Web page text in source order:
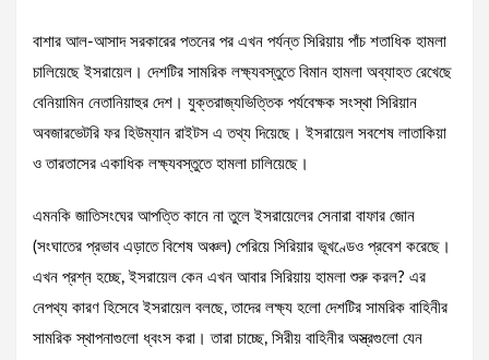
বাশার আল-আসাদ সরকারের পতনের পর এখন পর্যন্ত সিরিয়ায় পাঁচ শতাধিক হামলা
চালিয়েছে ইসরায়েল। দেশটির সামরিক লক্ষ্যবস্তুতে বিমান হামলা অব্যাহত রেখেছে
বেনিয়ামিন নেতানিয়াহুর দেশ। যুক্তরাজ্যভিত্তিক পর্যবেক্ষক সংস্থা সিরিয়ান
অবজারভেটরি ফর হিউম্যান রাইটস এ তথ্য দিয়েছে। ইসরায়েল সবশেষ লাতাকিয়া
ও তারতাসের একাধিক লক্ষ্যবস্তুতে হামলা চালিয়েছে।
এমনকি জাতিসংঘের আপত্তি কানে না তুলে ইসরায়েলের সেনারা বাফার জোন
(সংঘাতের প্রভাব এড়াতে বিশেষ অঞ্চল) পেরিয়ে সিরিয়ার ভূখণ্ডেও প্রবেশ করেছে।
এখন প্রশ্ন হচ্ছে, ইসরায়েল কেন এখন আবার সিরিয়ায় হামলা শুরু করল? এর
নেপথ্য কারণ হিসেবে ইসরায়েল বলছে, তাদের লক্ষ্য হলো দেশটির সামরিক বাহিনীর
সামরিক স্থাপনাগুলো ধ্বংস করা। তারা চাচ্ছে, সিরীয় বাহিনীর অস্ত্রগুলো যেন